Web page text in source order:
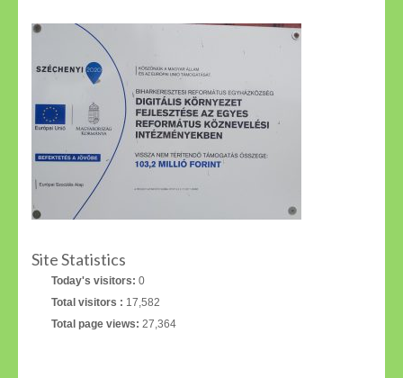
Site Statistics
Today's visitors: 0
Total visitors : 17,582
Total page views: 27,364